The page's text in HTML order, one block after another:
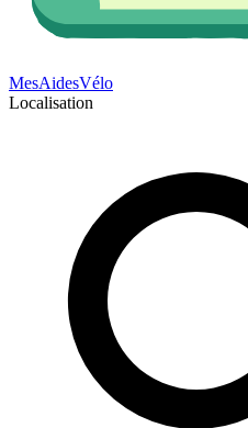
MesAidesVélo
Localisation